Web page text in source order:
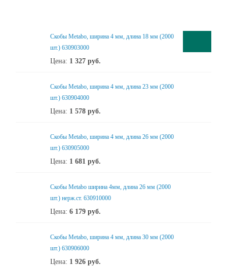
Скобы Metabo, ширина 4 мм, длина 18 мм (2000
шт.) 630903000
Цена: 1 327 руб.
Скобы Metabo, ширина 4 мм, длина 23 мм (2000
шт.) 630904000
Цена: 1 578 руб.
Скобы Metabo, ширина 4 мм, длина 26 мм (2000
шт.) 630905000
Цена: 1 681 руб.
Скобы Metabo ширина 4мм, длина 26 мм (2000
шт.) нерж.ст. 630910000
Цена: 6 179 руб.
Скобы Metabo, ширина 4 мм, длина 30 мм (2000
шт.) 630906000
Цена: 1 926 руб.